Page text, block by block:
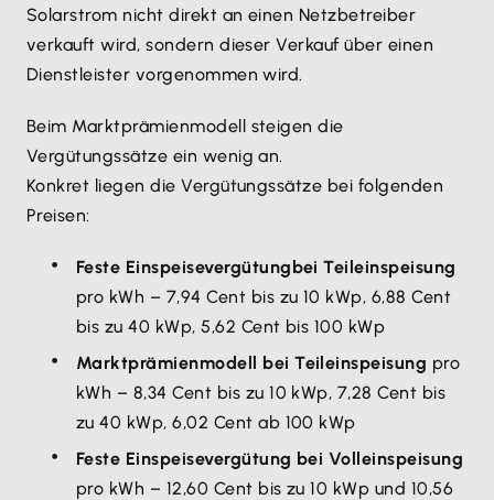
Solarstrom nicht direkt an einen Netzbetreiber
verkauft wird, sondern dieser Verkauf über einen
Dienstleister vorgenommen wird.
Beim Marktprämienmodell steigen die
Vergütungssätze ein wenig an.
Konkret liegen die Vergütungssätze bei folgenden
Preisen:
Feste Einspeisevergütungbei Teileinspeisung
pro kWh – 7,94 Cent bis zu 10 kWp, 6,88 Cent
bis zu 40 kWp, 5,62 Cent bis 100 kWp
Marktprämienmodell bei Teileinspeisung pro
kWh – 8,34 Cent bis zu 10 kWp, 7,28 Cent bis
zu 40 kWp, 6,02 Cent ab 100 kWp
Feste Einspeisevergütung bei Volleinspeisung
pro kWh – 12,60 Cent bis zu 10 kWp und 10,56